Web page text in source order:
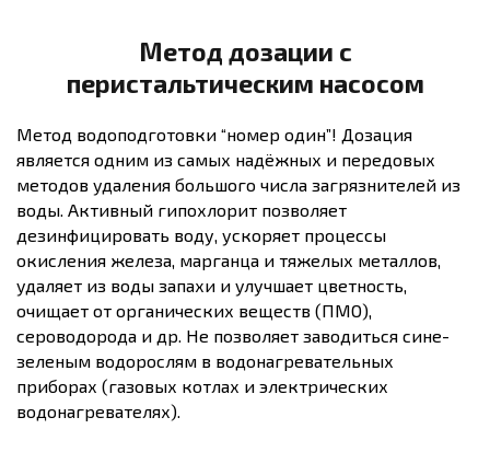
Метод дозации с
перистальтическим насосом
Метод водоподготовки “номер один”! Дозация
является одним из самых надёжных и передовых
методов удаления большого числа загрязнителей из
воды. Активный гипохлорит позволяет
дезинфицировать воду, ускоряет процессы
окисления железа, марганца и тяжелых металлов,
удаляет из воды запахи и улучшает цветность,
очищает от органических веществ (ПМО),
сероводорода и др. Не позволяет заводиться сине-
зеленым водорослям в водонагревательных
приборах (газовых котлах и электрических
водонагревателях).